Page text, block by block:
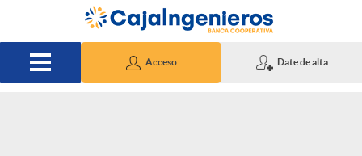
Saltar al contenido principal
Acceso Date de alta